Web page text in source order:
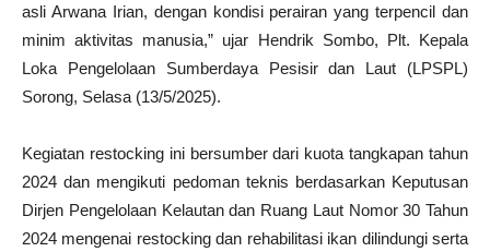
asli Arwana Irian, dengan kondisi perairan yang terpencil dan
minim aktivitas manusia,” ujar Hendrik Sombo, Plt. Kepala
Loka Pengelolaan Sumberdaya Pesisir dan Laut (LPSPL)
Sorong, Selasa (13/5/2025).
Kegiatan restocking ini bersumber dari kuota tangkapan tahun
2024 dan mengikuti pedoman teknis berdasarkan Keputusan
Dirjen Pengelolaan Kelautan dan Ruang Laut Nomor 30 Tahun
2024 mengenai restocking dan rehabilitasi ikan dilindungi serta